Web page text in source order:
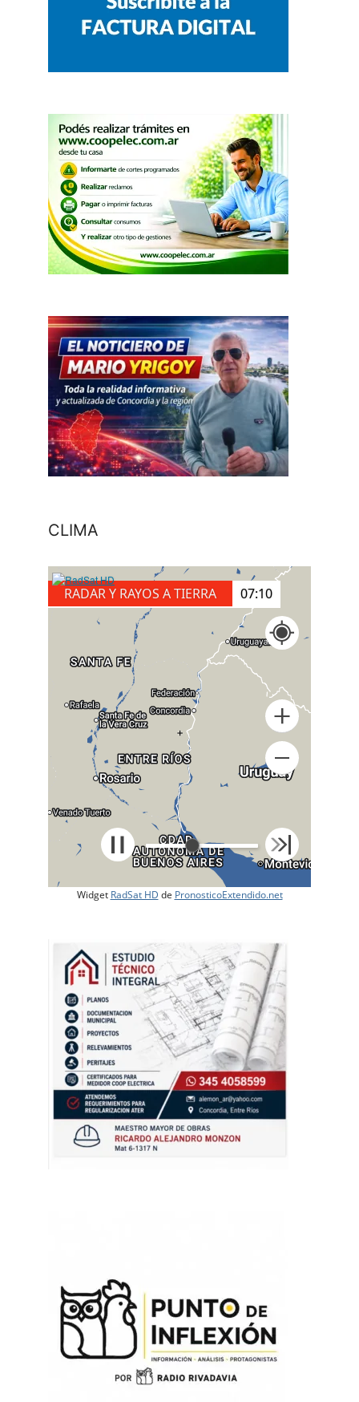
CLIMA
RADAR Y RAYOS A TIERRA 07:30
+
Widget RadSat HD de PronosticoExtendido.net